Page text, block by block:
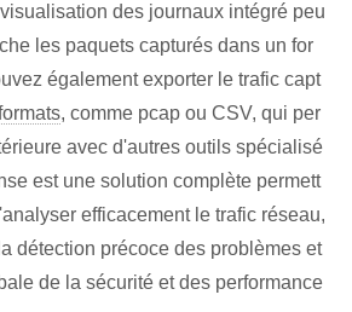
des journaux intégré peu
les paquets capturés dans un for
également exporter le trafic capt
, comme pcap ou CSV, qui per
avec d'autres outils spécialisé
est une solution complète permett
efficacement le trafic réseau,
détection précoce des problèmes et
de la sécurité et des performance